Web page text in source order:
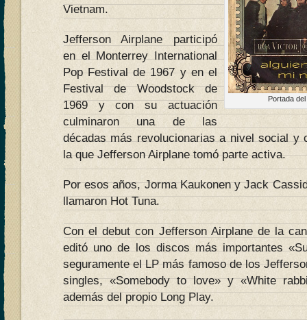
Portada
Vietnam.
Jefferson Airplane participó
en el Monterrey International
Pop Festival de 1967 y en el
Festival de Woodstock de
1969 y con su actuación
culminaron una de las
décadas más revolucionarias a nivel social y
la que Jefferson Airplane tomó parte activa.
Por esos años, Jorma Kaukonen y Jack
llamaron Hot Tuna.
Con el debut con Jefferson Airplane de la
editó uno de los discos más importantes
seguramente el LP más famoso de los
singles, «Somebody to love» y «White
además del propio Long Play.